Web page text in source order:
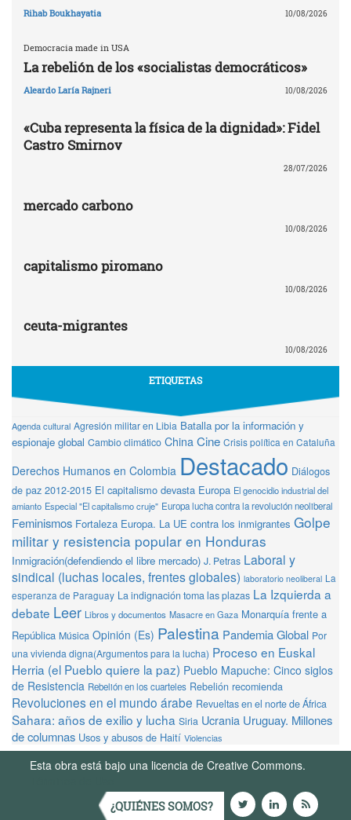
Rihab Boukhayatia 10/08/2026
Democracia made in USA
La rebelión de los «socialistas democráticos»
Aleardo Laría Rajneri 10/08/2026
«Cuba representa la física de la dignidad»: Fidel
Castro Smirnov
28/07/2026
mercado carbono
10/08/2026
capitalismo piromano
10/08/2026
ceuta-migrantes
10/08/2026
ETIQUETAS
Agenda cultural Agresión militar en Libia Batalla por la información y
espionaje global Cambio climático China Cine Crisis política en Cataluña
Derechos Humanos en Colombia Destacado Diálogos
de paz 2012-2015 El capitalismo devasta Europa El genocidio industrial del
amianto Especial "El capitalismo cruje" Europa lucha contra la revolución neoliberal
Feminismos Fortaleza Europa. La UE contra los inmigrantes Golpe
militar y resistencia popular en Honduras
Inmigración(defendiendo el libre mercado) J. Petras Laboral y
sindical (luchas locales, frentes globales) laboratorio neoliberal La
esperanza de Paraguay La indignación toma las plazas La Izquierda a
debate Leer Libros y documentos Masacre en Gaza Monarquía frente a
República Música Opinión (Es) Palestina Pandemia Global Por
una vivienda digna(Argumentos para la lucha) Proceso en Euskal
Herria (el Pueblo quiere la paz) Pueblo Mapuche: Cinco siglos
de Resistencia Rebelión en los cuarteles Rebelión recomienda
Revoluciones en el mundo árabe Revueltas en el norte de África
Sahara: años de exilio y lucha Siria Ucrania Uruguay. Millones
de columnas Usos y abusos de Haití Violencias
Esta obra está bajo una licencia de Creative Commons.
¿QUIÉNES SOMOS?